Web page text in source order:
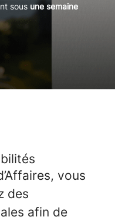
sous une semaine
vous
des
afin de